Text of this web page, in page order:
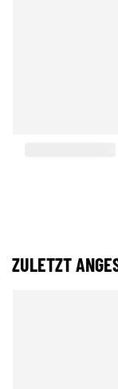
ZULETZT